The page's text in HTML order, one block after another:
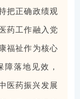
把正确政绩观
药工作融入党
福祉作为核心
落地见效，
医药振兴发展